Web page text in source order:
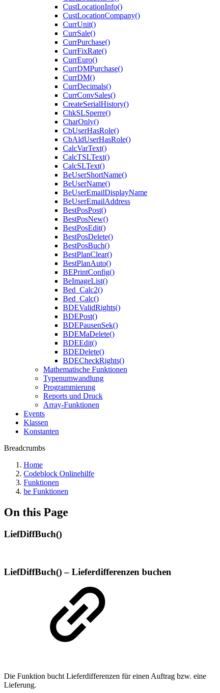
CustLocationInfo()
CustLocationCompany()
CurrUnit()
CurrSale()
CurrPurchase()
CurrFixRate()
CurrEuro()
CurrDMPurchase()
CurrDM()
CurrDecimals()
CurrConvSales()
CreateSerialHistory()
ChkSLSperre()
CharOnly()
CbUserHasRole()
CbAldUserHasRole()
CalcVarText()
CalcTSLText()
CalcSLText()
BeUserShortName()
BeUserName()
BeUserEmailDisplayName
BeUserEmailAddress
BestPosPost()
BestPosNew()
BestPosEdit()
BestPosDelete()
BestPosBuch()
BestPlanClear()
BestPlanAuto()
BEPrintConfig()
BeImageList()
Bed_Calc2()
Bed_Calc()
BDEValidRights()
BDEPost()
BDEPausenSek()
BDEMaDelete()
BDEEdit()
BDEDelete()
BDECheckRights()
Mathematische Funktionen
Typenumwandlung
Programmierung
Reports und Druck
Array-Funktionen
Events
Klassen
Konstanten
Breadcrumbs
Home
Codeblock Onlinehilfe
Funktionen
be Funktionen
On this Page
LiefDiffBuch()
LiefDiffBuch() – Lieferdifferenzen buchen
Die Funktion bucht Lieferdifferenzen für einen Auftrag bzw. eine
Lieferung.